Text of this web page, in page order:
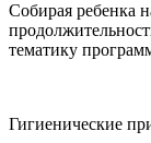
Собирая ребенка
тематику
Гигиенические